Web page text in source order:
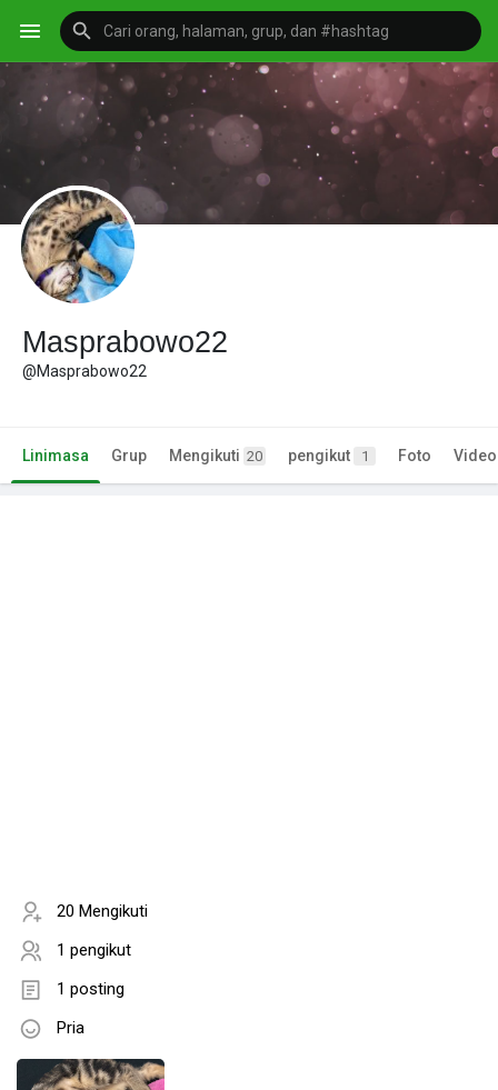
Masprabowo22
@Masprabowo22
Linimasa Grup Mengikuti 20 pengikut 1 Foto Video
20 Mengikuti
1 pengikut
1 posting
Pria